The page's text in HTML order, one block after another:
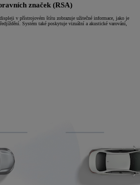
značek (RSA)
v přístrojovém štítu zobrazuje užitečné informace, jako je
Systém také poskytuje vizuální a akustické varování,